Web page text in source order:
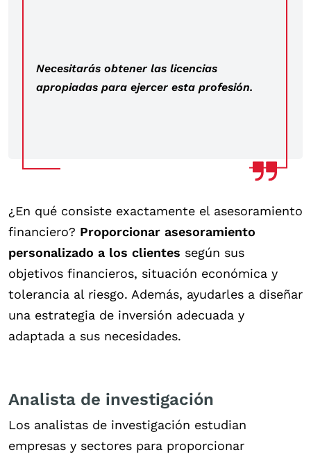
Necesitarás obtener las licencias
apropiadas para ejercer esta profesión.
¿En qué consiste exactamente el asesoramiento
financiero? Proporcionar asesoramiento
personalizado a los clientes según sus
objetivos financieros, situación económica y
tolerancia al riesgo. Además, ayudarles a diseñar
una estrategia de inversión adecuada y
adaptada a sus necesidades.
Analista de investigación
Los analistas de investigación estudian
empresas y sectores para proporcionar